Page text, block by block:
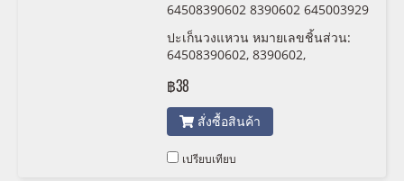
64508390602 8390602 645003929
34 0392934 64501363571 1363571
EUSTEIN
ปะเก็นวงแหวน หมายเลขชิ้นส่วน:
64508390602, 8390602,
64501363571 , 1363571 EUSTEIN
฿38
สั่งซื้อสินค้า
เปรียบเทียบ